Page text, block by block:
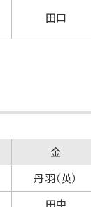
田口
金
丹羽（英）
田中